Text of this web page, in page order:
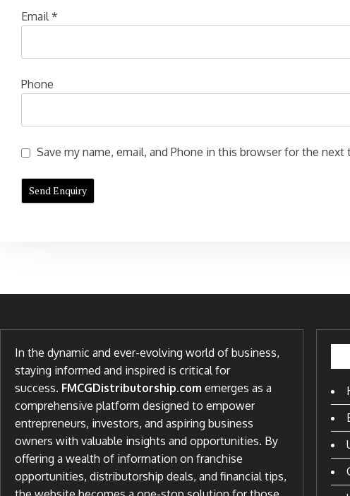
Email *
Phone
Save my name, email, and Phone in this browser for the next
In the dynamic and ever-evolving world of business,
staying informed and inspired is critical for
success. FMCGDistributorship.com emerges as a
comprehensive platform designed to empower
entrepreneurs, investors, and aspiring business
owners with valuable insights and opportunities. By
offering a wealth of information on franchise
opportunities, distributorship deals, and financial tips,